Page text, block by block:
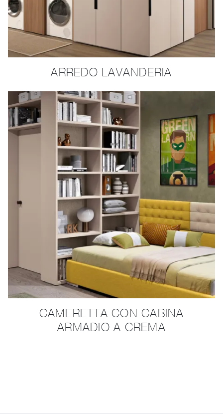
ARREDO LAVANDERIA
CAMERETTA CON CABINA
ARMADIO A CREMA